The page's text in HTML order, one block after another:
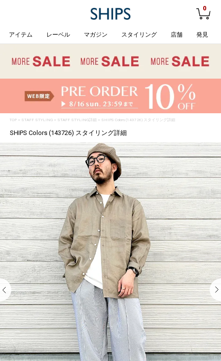
0
アイテム レーベル マガジン スタイリング 店舗 発見
TOP> STAFF STYLING> STAFF STYLING詳細 > SHIPS Colors (143726) スタイリング詳細
SHIPS Colors (143726) スタイリング詳細